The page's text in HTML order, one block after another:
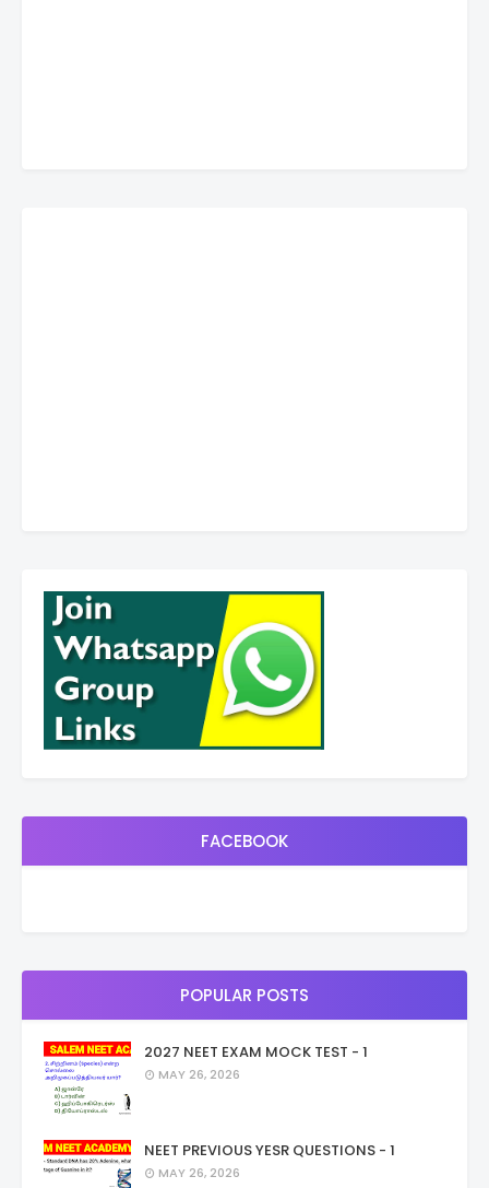
FACEBOOK
POPULAR POSTS
2027 NEET EXAM MOCK TEST - 1
MAY 26, 2026
NEET PREVIOUS YESR QUESTIONS - 1
MAY 26, 2026